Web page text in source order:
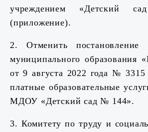
учреждением
(приложение).
2. Отменить постановление
муниципального образования
от 9 августа 2022 года №
платные образовательные
МДОУ «Детский сад № 144».
3. Комитету по труду и